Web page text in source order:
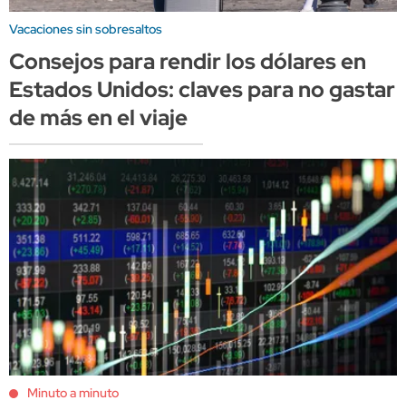
Vacaciones sin sobresaltos
Consejos para rendir los dólares en
Estados Unidos: claves para no gastar
de más en el viaje
Minuto a minuto